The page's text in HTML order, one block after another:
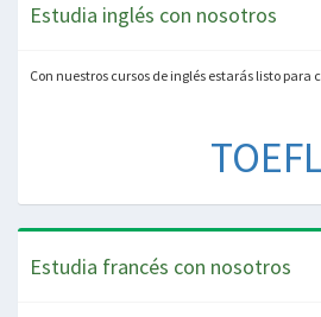
Estudia inglés con nosotros
Con nuestros cursos de inglés estarás listo para
Estudia francés con nosotros